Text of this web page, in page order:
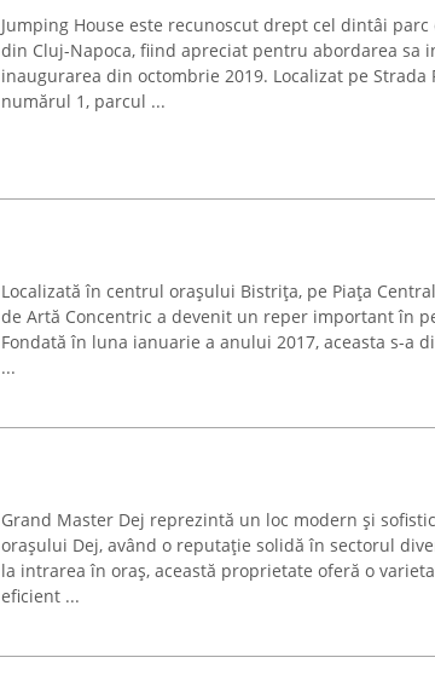
Jumping House este recunoscut drept cel dintâi
din Cluj-Napoca, fiind apreciat pentru abordarea sa
inaugurarea din octombrie 2019. Localizat pe
numărul 1, parcul ...
Localizată în centrul orașului Bistrița, pe Piața
de Artă Concentric a devenit un reper important în
Fondată în luna ianuarie a anului 2017, aceasta s-a
...
Grand Master Dej reprezintă un loc modern și
orașului Dej, având o reputație solidă în sectorul
la intrarea în oraș, această proprietate oferă o
eficient ...